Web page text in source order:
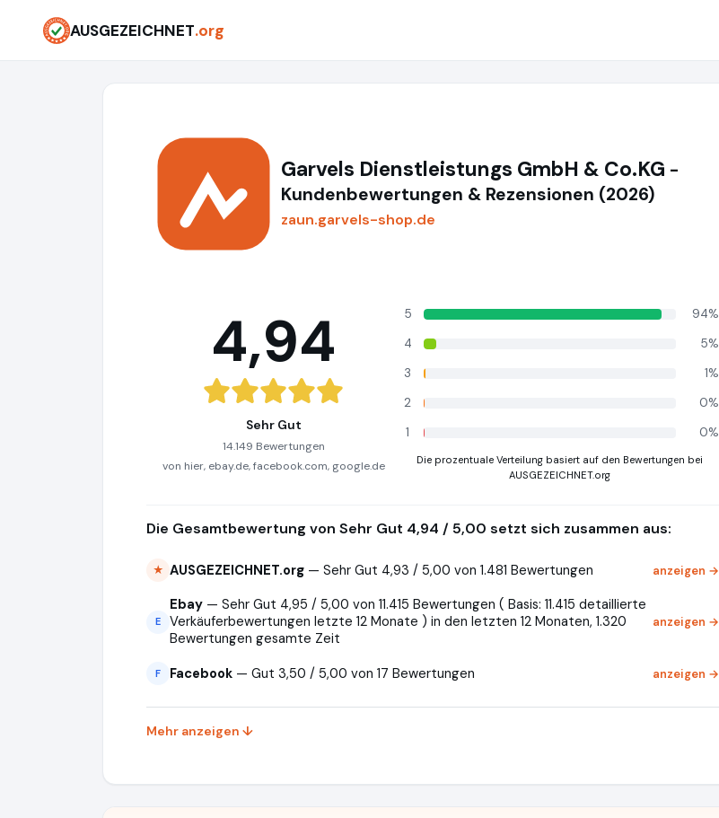
AUSGEZEICHNET.org
Garvels Dienstleistungs GmbH & Co.KG -
Kundenbewertungen & Rezensionen (2026)
zaun.garvels-shop.de
4,94
Sehr Gut
14.149 Bewertungen
von hier, ebay.de, facebook.com, google.de
5
94%
4
5%
3
1%
2
0%
1
0%
Die prozentuale Verteilung basiert auf den Bewertungen bei
AUSGEZEICHNET.org
Die Gesamtbewertung von Sehr Gut 4,94 / 5,00 setzt sich zusammen aus:
★ AUSGEZEICHNET.org — Sehr Gut 4,93 / 5,00 von 1.481 Bewertungen anzeigen →
E
Ebay — Sehr Gut 4,95 / 5,00 von 11.415 Bewertungen ( Basis: 11.415 detaillierte
Verkäuferbewertungen letzte 12 Monate ) in den letzten 12 Monaten, 1.320
Bewertungen gesamte Zeit
anzeigen →
F Facebook — Gut 3,50 / 5,00 von 17 Bewertungen anzeigen →
Mehr anzeigen ↓